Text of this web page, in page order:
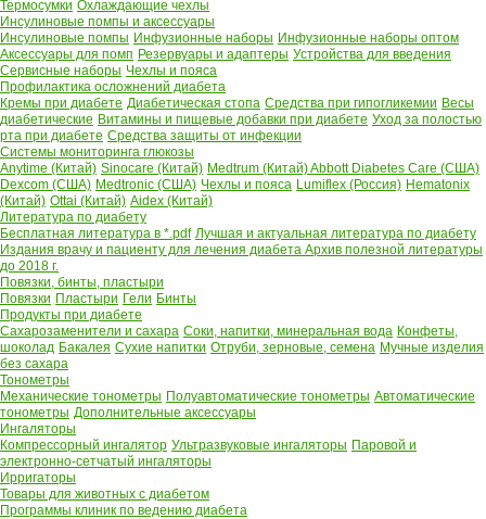
Термосумки Охлаждающие чехлы
Инсулиновые помпы и аксессуары
Инсулиновые помпы Инфузионные наборы Инфузионные наборы оптом
Аксессуары для помп Резервуары и адаптеры Устройства для введения
Сервисные наборы Чехлы и пояса
Профилактика осложнений диабета
Кремы при диабете Диабетическая стопа Средства при гипогликемии Весы
диабетические Витамины и пищевые добавки при диабете Уход за полостью
рта при диабете Средства защиты от инфекции
Системы мониторинга глюкозы
Anytime (Китай) Sinocare (Китай) Medtrum (Китай)Abbott Diabetes Care (США)
Dexcom (США) Medtronic (США) Чехлы и пояса Lumiflex (Россия) Hematonix
(Китай) Ottai (Китай) Aidex (Китай)
Литература по диабету
Бесплатная литература в *.pdf Лучшая и актуальная литература по диабету
Издания врачу и пациенту для лечения диабета Архив полезной литературы
до 2018 г.
Повязки, бинты, пластыри
Повязки Пластыри Гели Бинты
Продукты при диабете
Сахарозаменители и сахара Соки, напитки, минеральная вода Конфеты,
шоколад Бакалея Сухие напитки Отруби, зерновые, семена Мучные изделия
без сахара
Тонометры
Механические тонометры Полуавтоматические тонометры Автоматические
тонометры Дополнительные аксессуары
Ингаляторы
Компрессорный ингалятор Ультразвуковые ингаляторы Паровой и
электронно-сетчатый ингаляторы
Ирригаторы
Товары для животных с диабетом
Программы клиник по ведению диабета